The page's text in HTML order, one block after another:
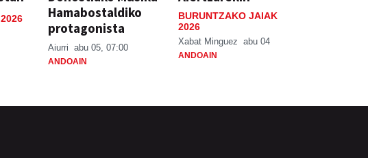
Hamabostaldiko
protagonista
Aiurri abu 05, 07:00
ANDOAIN
BURUNTZAKO JAIAK
2026
Xabat Minguez abu 04
ANDOAIN